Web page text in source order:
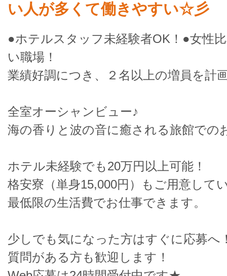
い人が多くて働きやすい☆彡
●ホテルスタッフ未経験者OK！●女性
い職場！
業績好調につき、２名以上の増員を計
全室オーシャンビュー♪
海の香りと波の音に癒される旅館での
ホテル未経験でも20万円以上可能！
格安寮（単身15,000円）もご用意して
最低限の生活費でお仕事できます。
少しでも気になった方はすぐに応募へ
質問がある方も歓迎します！